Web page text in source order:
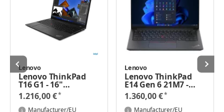
Lenovo
Lenovo ThinkPad
T16 G1 - 16"
Notebook - Core i5
1,3 GHz 40,6 cm
1.216,00 €*
Manufacturer/EU
Lenovo
Lenovo ThinkPad
E14 Gen 6 21M7 -
180°-
Scharnierdesign -
Intel Core Ultra 7
1.360,00 €*
Manufacturer/EU